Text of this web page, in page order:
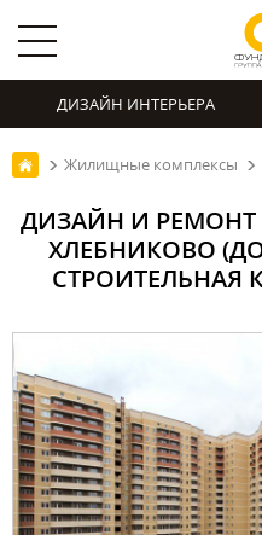
ДИЗАЙН ИНТЕРЬЕРА
Жилищные комплексы
ДИЗАЙН И РЕМОНТ
ХЛЕБНИКОВО
СТРОИТЕЛЬНАЯ